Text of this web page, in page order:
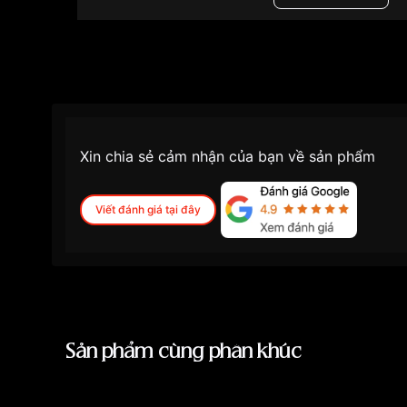
Xin chia sẻ cảm nhận của bạn về sản phẩm
Viết đánh giá tại đây
Sản phẩm cùng phân khúc